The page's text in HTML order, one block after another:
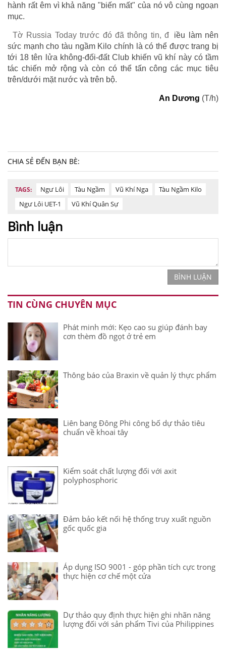
hành rất êm vì khả năng "biến mất" của nó vô cùng ngoạn
mục.
Tờ Russia Today trước đó đã thông tin, đ
iều làm nên
sức mạnh cho tàu ngầm Kilo chính là có thể được trang bị
tới 18 tên lửa không-đối-đất Club khiến vũ khí này có tầm
tác chiến mở rộng và còn có thể tấn công các mục tiêu
trên/dưới mặt nước và trên bộ.
An Dương (T/h)
CHIA SẺ ĐẾN BẠN BÈ:
TAGS: Ngư Lôi Tàu Ngầm Vũ Khí Nga
Tàu Ngầm Kilo
Ngư Lôi UET-1
Vũ Khí Quân Sự
Bình luận
BÌNH LUẬN
TIN CÙNG CHUYÊN MỤC
Phát minh mới: Kẹo cao su giúp đánh bay
cơn thèm đồ ngọt ở trẻ em
Thông báo của Braxin về quản lý thực phẩm
Liên bang Đông Phi công bố dự thảo tiêu
chuẩn về khoai tây
Kiểm soát chất lượng đối với axit
polyphosphoric
Đảm bảo kết nối hệ thống truy xuất nguồn
gốc quốc gia
Áp dụng ISO 9001 - góp phần tích cực trong
thực hiện cơ chế một cửa
Dự thảo quy định thực hiện ghi nhãn năng
lượng đối với sản phẩm Tivi của Philippines